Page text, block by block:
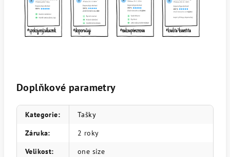
Doplňkové parametry
Kategorie:
Tašky
Záruka:
2 roky
Velikost:
one size